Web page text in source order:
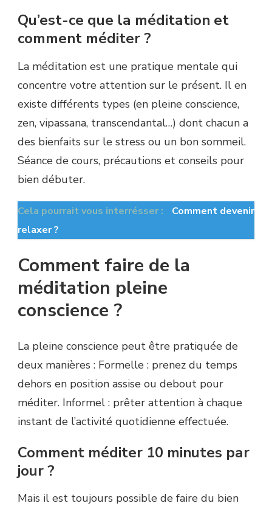
Qu’est-ce que la méditation et
comment méditer ?
La méditation est une pratique mentale qui
concentre votre attention sur le présent. Il en
existe différents types (en pleine conscience,
zen, vipassana, transcendantal…) dont chacun a
des bienfaits sur le stress ou un bon sommeil.
Séance de cours, précautions et conseils pour
bien débuter.
Cela pourrait vous interrésser :
Comment devenir
relaxer ?
Comment faire de la
méditation pleine
conscience ?
La pleine conscience peut être pratiquée de
deux manières : Formelle : prenez du temps
dehors en position assise ou debout pour
méditer. Informel : prêter attention à chaque
instant de l’activité quotidienne effectuée.
Comment méditer 10 minutes par
jour ?
Mais il est toujours possible de faire du bien